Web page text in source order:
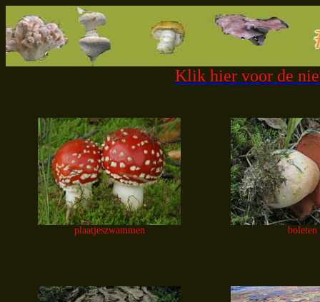
Klik hier voor de
plaatjeszwammen boleten